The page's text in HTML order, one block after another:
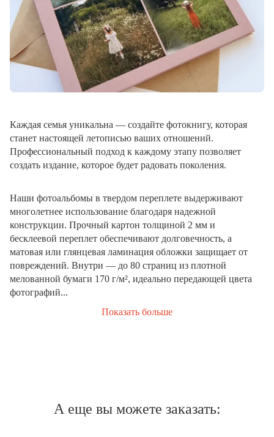
Каждая семья уникальна — создайте фотокнигу, которая
станет настоящей летописью ваших отношений.
Профессиональный подход к каждому этапу позволяет
создать издание, которое будет радовать поколения.
Наши фотоальбомы в твердом переплете выдерживают
многолетнее использование благодаря надежной
конструкции. Прочный картон толщиной 2 мм и
бесклеевой переплет обеспечивают долговечность, а
матовая или глянцевая ламинация обложки защищает от
повреждений. Внутри — до 80 страниц из плотной
мелованной бумаги 170 г/м², идеально передающей цвета
фотографий...
Показать больше
А еще вы можете заказать: